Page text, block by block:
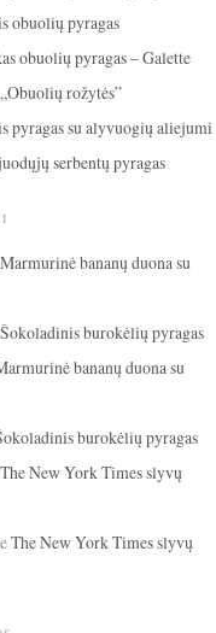
obuolių pyragas
obuolių pyragas – Galette
rožytės”
pyragas su alyvuogių aliejumi
serbentų pyragas
Marmurinė bananų duona su
Šokoladinis burokėlių pyragas
bananų duona su
burokėlių pyragas
The New York Times slyvų
The New York Times slyvų